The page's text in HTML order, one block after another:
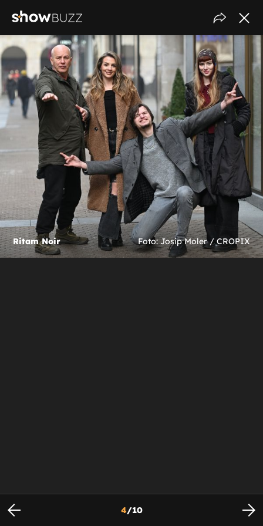
Ritam Noir Foto: Josip Moler / CROPIX
4/10